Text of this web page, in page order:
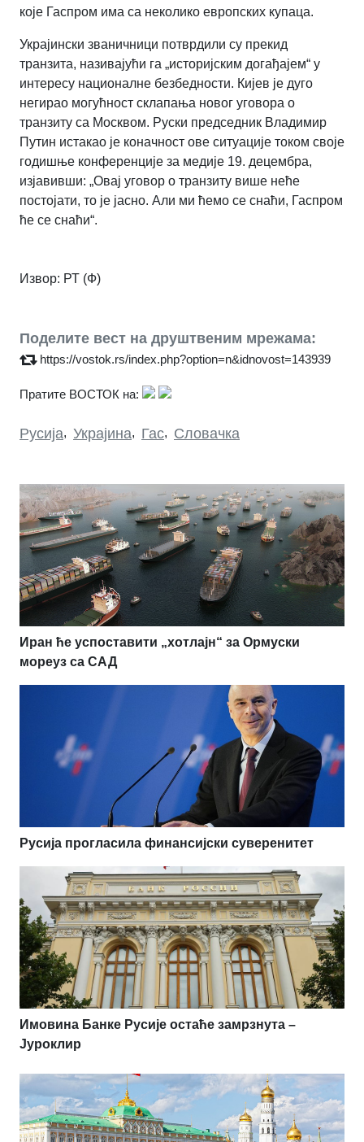
које Гаспром има са неколико европских купаца.
Украјински званичници потврдили су прекид
транзита, називајући га „историјским догађајем“ у
интересу националне безбедности. Кијев је дуго
негирао могућност склапања новог уговора о
транзиту са Москвом. Руски председник Владимир
Путин истакао је коначност ове ситуације током своје
годишње конференције за медије 19. децембра,
изјавивши: „Овај уговор о транзиту више неће
постојати, то је јасно. Али ми ћемо се снаћи, Гаспром
ће се снаћи“.
Извор: РТ (Ф)
Поделите вест на друштвеним мрежама:
https://vostok.rs/index.php?option=n&idnovost=143939
Пратите ВОСТОК на:
Русија, Украјина, Гас, Словачка
Иран ће успоставити „хотлајн“ за Ормуски
мореуз са САД
Русија прогласила финансијски суверенитет
Имовина Банке Русије остаће замрзнута –
Јуроклир